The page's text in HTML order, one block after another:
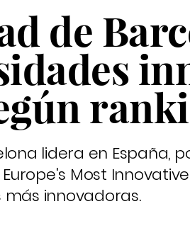
de
lidera en España,
Europe's Most
innovadoras.